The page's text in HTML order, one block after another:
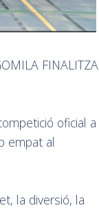
FINALITZA
oficial a
empat al
la diversió, la